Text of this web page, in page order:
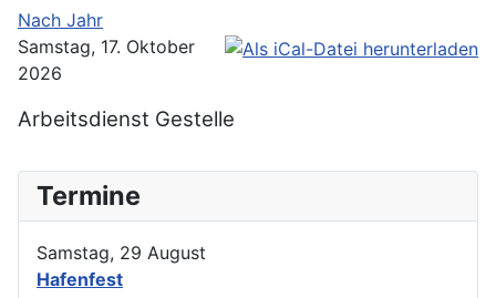
Nach Jahr
Samstag, 17. Oktober
2026
Arbeitsdienst Gestelle
Termine
Samstag, 29 August
Hafenfest